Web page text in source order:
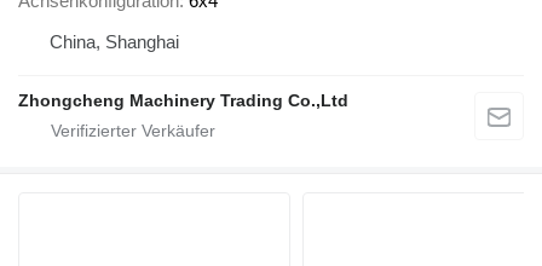
China, Shanghai
Zhongcheng Machinery Trading Co.,Ltd